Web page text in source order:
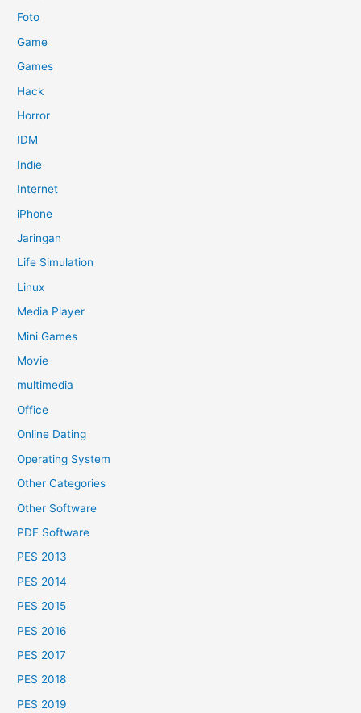
Foto
Game
Games
Hack
Horror
IDM
Indie
Internet
iPhone
Jaringan
Life Simulation
Linux
Media Player
Mini Games
Movie
multimedia
Office
Online Dating
Operating System
Other Categories
Other Software
PDF Software
PES 2013
PES 2014
PES 2015
PES 2016
PES 2017
PES 2018
PES 2019